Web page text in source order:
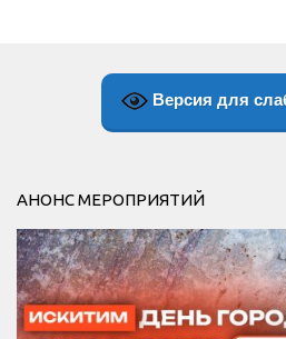
Версия для
АНОНС МЕРОПРИЯТИЙ